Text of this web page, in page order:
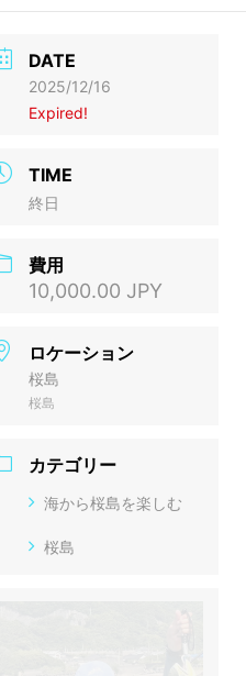
DATE
2025/12/16
Expired!
TIME
終日
費用
10,000.00 JPY
ロケーション
桜島
桜島
カテゴリー
海から桜島を楽しむ
桜島